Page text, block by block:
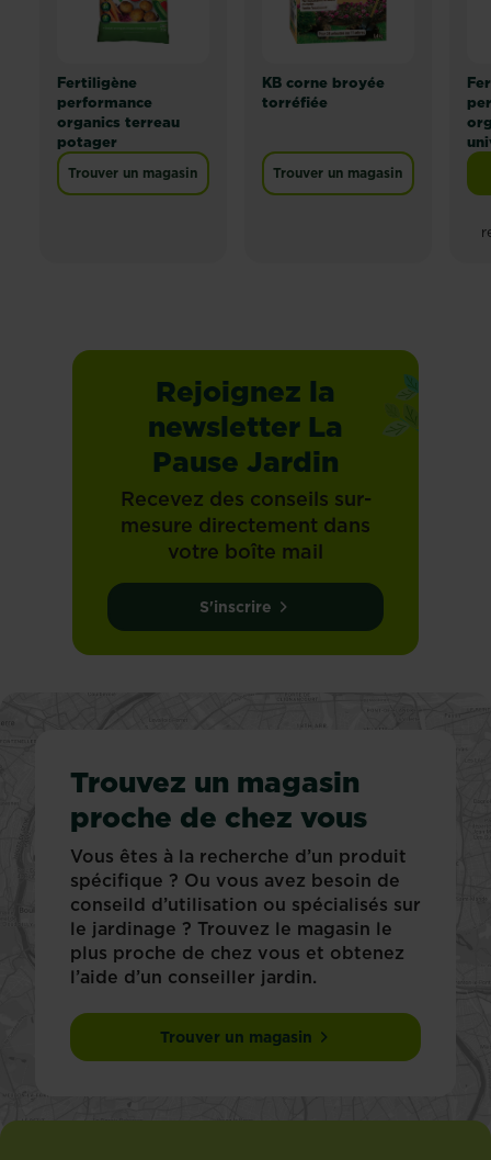
Fertiligène
performance
organics terreau
potager
Trouver un magasin
KB corne broyée
torréfiée
Trouver un magasin
Rejoignez la
newsletter La
Pause Jardin
Recevez des conseils sur-
mesure directement dans
votre boîte mail
S'inscrire
Trouvez un magasin
proche de chez vous
Vous êtes à la recherche d’un produit
spécifique ? Ou vous avez besoin de
conseild d’utilisation ou spécialisés sur
le jardinage ? Trouvez le magasin le
plus proche de chez vous et obtenez
l’aide d’un conseiller jardin.
Trouver un magasin